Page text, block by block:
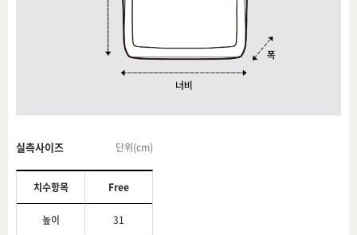
실측사이즈 단위(cm)
치수항목 Free
높이 31